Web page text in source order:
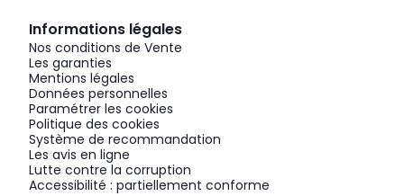
Informations légales
Nos conditions de Vente
Les garanties
Mentions légales
Données personnelles
Paramétrer les cookies
Politique des cookies
Système de recommandation
Les avis en ligne
Lutte contre la corruption
Accessibilité : partiellement conforme